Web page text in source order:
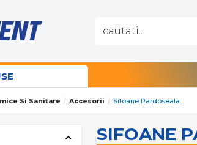
Si Sanitare Accesorii Sifoane Pardoseala
SIFOANE